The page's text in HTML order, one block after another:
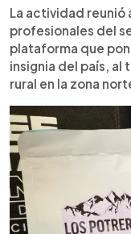
turismo rural, la
joven. Esta
competencia
promueve la
desarrollo del
La actividad reunió
profesionales del
plataforma que
insignia del país, al
rural en la zona